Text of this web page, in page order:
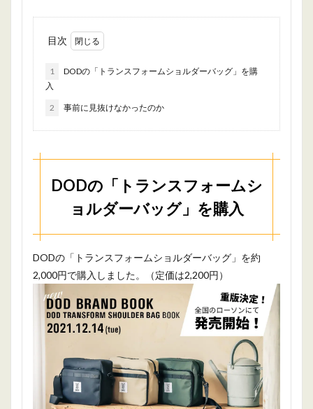
目次
1
DODの「トランスフォームショルダーバッグ」を購
入
2 事前に見抜けなかったのか
DODの「トランスフォームシ
ョルダーバッグ」を購入
DODの「トランスフォームショルダーバッグ」を約
2,000円で購入しました。（定価は2,200円）